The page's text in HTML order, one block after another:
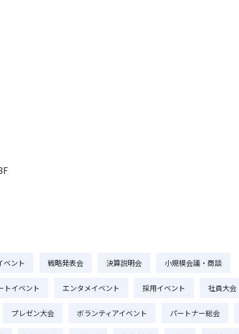
ベント 戦略発表会 決算説明会 小規模会議・商談
トイベント エンタメイベント 採用イベント 社員大会
プレゼン大会 ボランティアイベント パートナー総会